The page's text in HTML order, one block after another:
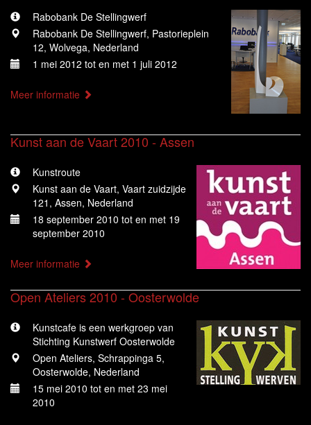
Rabobank De Stellingwerf
Rabobank De Stellingwerf, Pastorieplein
12, Wolvega, Nederland
1 mei 2012 tot en met 1 juli 2012
Meer informatie
Kunst aan de Vaart 2010 - Assen
Kunstroute
Kunst aan de Vaart, Vaart zuidzijde
121, Assen, Nederland
18 september 2010 tot en met 19
september 2010
Meer informatie
Open Ateliers 2010 - Oosterwolde
Kunstcafe is een werkgroep van
Stichting Kunstwerf Oosterwolde
Open Ateliers, Schrappinga 5,
Oosterwolde, Nederland
15 mei 2010 tot en met 23 mei
2010